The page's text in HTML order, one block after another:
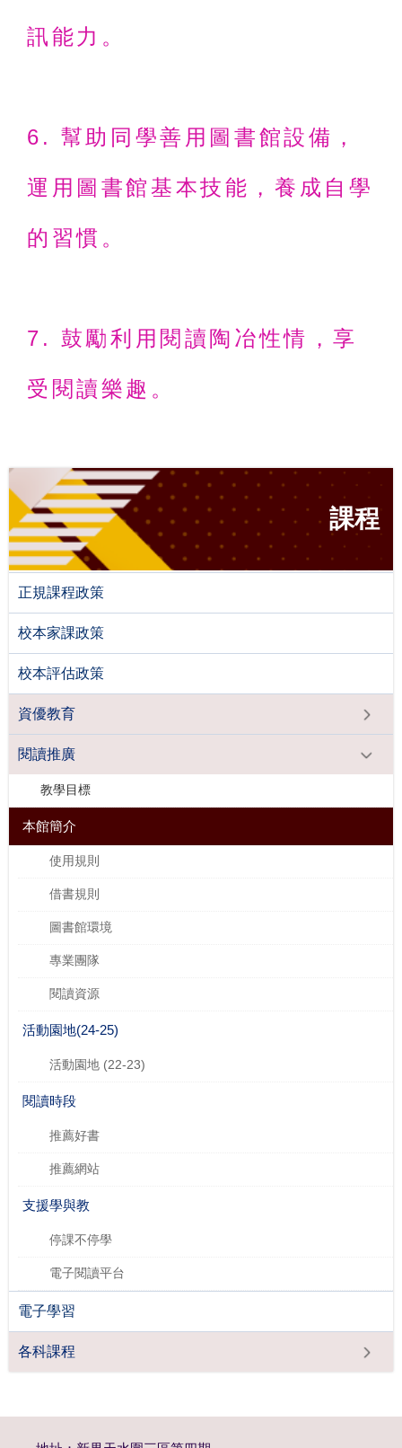
訊能力。
6. 幫助同學善用圖書館設備，
運用 圖書館基本技能，養成自學
的 習慣。
7. 鼓勵利用閱讀陶冶性情，享
受閱讀樂趣。
課程
正規課程政策
校本家課政策
校本評估政策
資優教育
閱讀推廣
教學目標
本館簡介
使用規則
借書規則
圖書館環境
專業團隊
閱讀資源
活動園地(24-25)
活動園地 (22-23)
閱讀時段
推薦好書
推薦網站
支援學與教
​停課不停學
電子閱讀平台
電子學習
各科課程